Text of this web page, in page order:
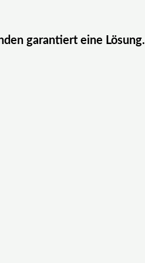
garantiert eine Lösung.